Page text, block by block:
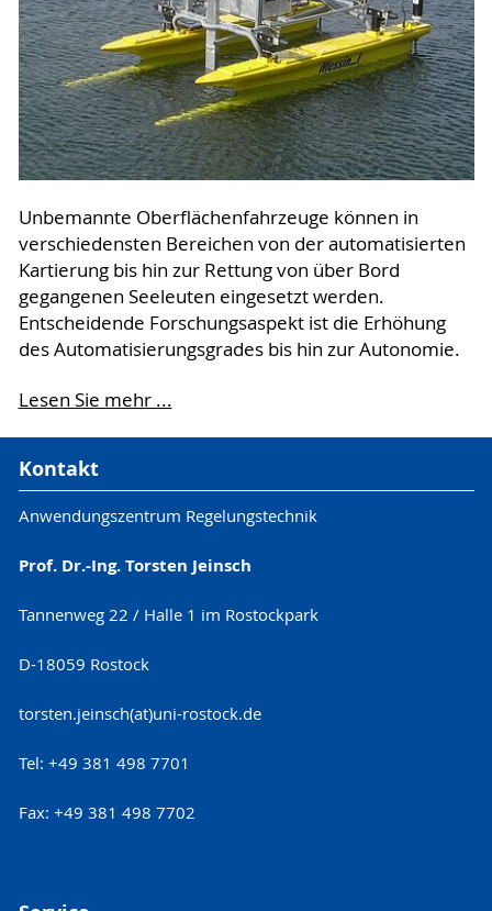
Unbemannte Oberflächenfahrzeuge können in
verschiedensten Bereichen von der automatisierten
Kartierung bis hin zur Rettung von über Bord
gegangenen Seeleuten eingesetzt werden.
Entscheidende Forschungsaspekt ist die Erhöhung
des Automatisierungsgrades bis hin zur Autonomie.
Lesen Sie mehr ...
Kontakt
Anwendungszentrum Regelungstechnik
Prof. Dr.-Ing. Torsten Jeinsch
Tannenweg 22 / Halle 1 im Rostockpark
D-18059 Rostock
torsten.jeinsch(at)uni-rostock.de
Tel: +49 381 498 7701
Fax: +49 381 498 7702